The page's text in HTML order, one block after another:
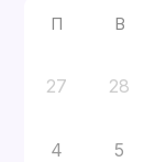
П В
27 28
4 5